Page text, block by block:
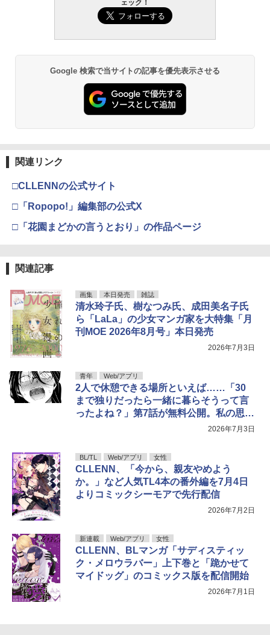
ス)
ックス)
￥869
4
￥572
5 攻殻機動隊 (2) KCデラックス
幅
￥3,630
4
￥3,960
ェック！
Google 検索で当サイトの記事を優先表示させる
関連リンク
□CLLENNの公式サイト
□「Ropopo!」編集部の公式X
□「花園まどかの言うとおり」の作品ページ
関連記事
画集 本日発売 雑誌
清水玲子氏、樹なつみ氏、成田美名子氏
ら「LaLa」の少女マンガ家を大特集「月
刊MOE 2026年8月号」本日発売
2026年7月3日
青年 Web/アプリ
2人で休憩できる場所といえば……「30
まで独りだったら一緒に暮らそうって言
ったよね？」第7話が無料公開。私の思い
2026年7月3日
BL/TL Web/アプリ 女性
CLLENN、「今から、親友やめよう
か。」など人気TL4本の番外編を7月4日
よりコミックシーモアで先行配信
2026年7月2日
新連載 Web/アプリ 女性
CLLENN、BLマンガ「サディスティッ
ク・メロウラバー」上下巻と「跪かせて
マイドッグ」のコミックス版を配信開始
2026年7月1日